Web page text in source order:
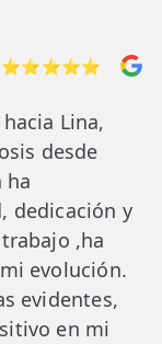
⭐⭐⭐⭐⭐
Lina,
desde
ha
dedicación y
,ha
evolución.
evidentes,
en mi